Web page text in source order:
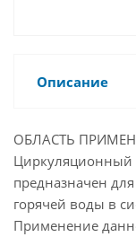
Описание
ОБЛАСТЬ
Циркуляционный
предназначен
горячей воды в
Применение